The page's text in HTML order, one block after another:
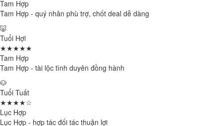
Tam Hợp
Tam Hợp - quý nhân phù trợ, chốt deal dễ dàng
🐷
Tuổi Hợi
★★★★★
Tam Hợp
Tam Hợp - tài lộc tình duyên đồng hành
🐶
Tuổi Tuất
★★★★☆
Lục Hợp
Lục Hợp - hợp tác đối tác thuận lợi